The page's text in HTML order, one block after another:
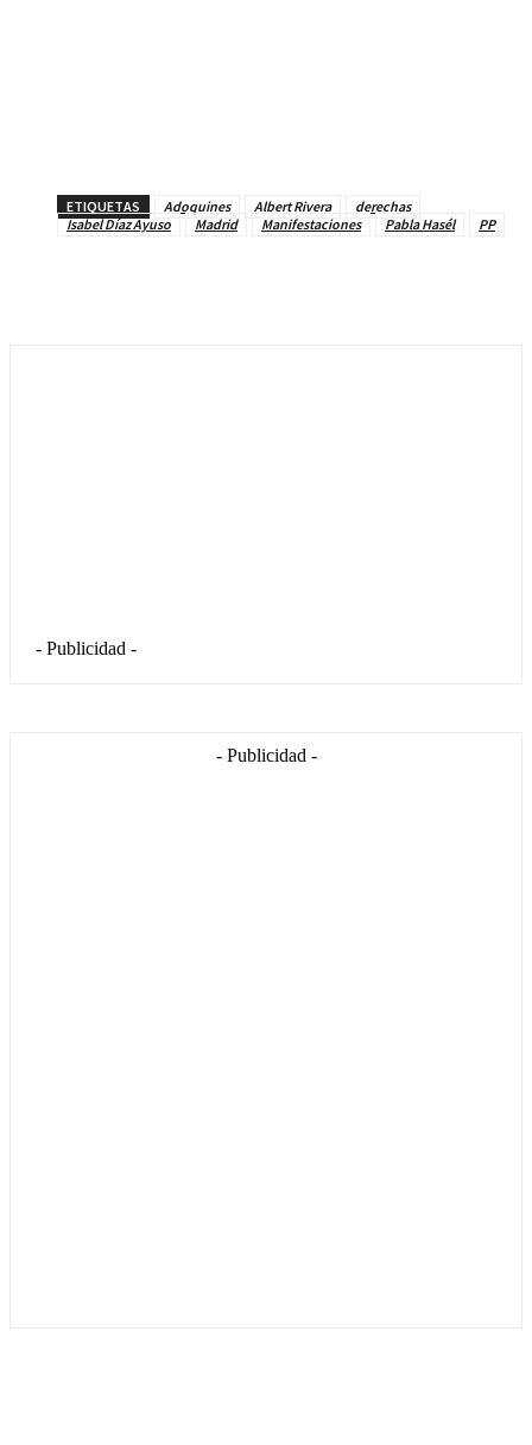
ETIQUETAS Adoquines Albert Rivera
derechas
Isabel Díaz Ayuso
Madrid Manifestaciones Pabla Hasél PP
- Publicidad -
- Publicidad -